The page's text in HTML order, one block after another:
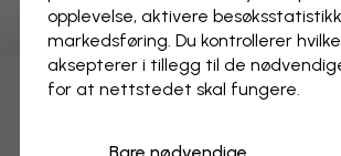
Viser side 1 av 3 sider
Oppdag fleire kategoriar
opplevelse, aktivere
markedsføring. Du kontrollerer
aksepterer i tillegg til de
for at nettstedet skal fungere.